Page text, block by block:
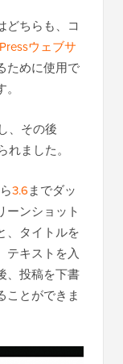
どちらも、コ
ウェブサ
ために使用で
、その後
ました。
3.6までダッ
ーンショット
、タイトルを
テキストを入
、投稿を下書
ことができま